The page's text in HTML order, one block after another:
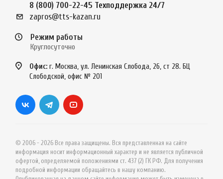
8 (800) 700-22-45 Техподдержка 24/7
zapros@tts-kazan.ru
Режим работы
Круглосуточно
Офис: г. Москва, ул. Ленинская Слобода, 26, ст 28. БЦ
Слободской, офис № 201
© 2006 - 2026 Все права защищены. Вся представленная на сайте
информация носит информационный характер и не является публичной
офертой, определяемой положениями ст. 437 (2) ГК РФ. Для получения
подробной информации обращайтесь в нашу компанию.